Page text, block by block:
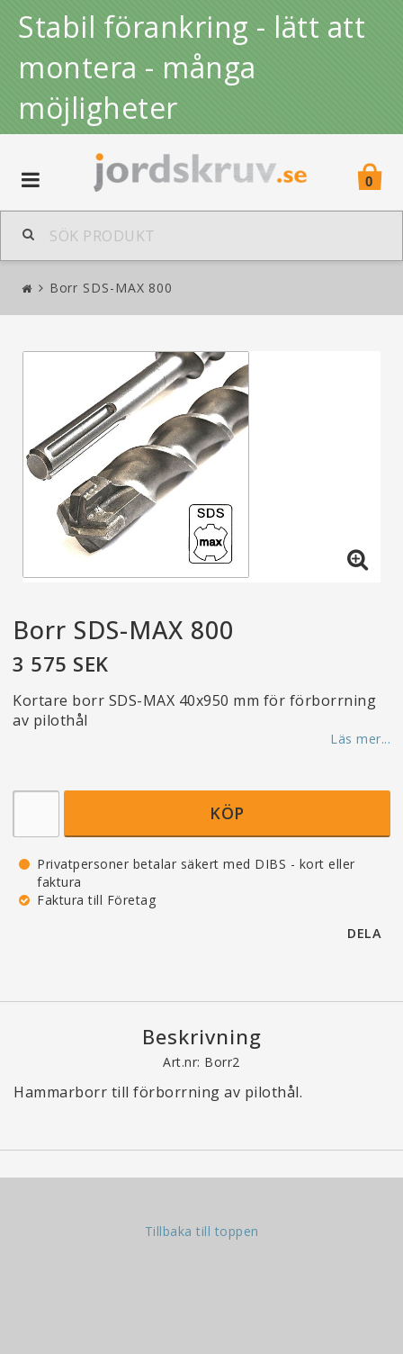
Stabil förankring - lätt att
montera - många
möjligheter
0
Toggle
navigation
Borr SDS-MAX 800
Borr SDS-MAX 800
3 575 SEK
Kortare borr SDS-MAX 40x950 mm för förborrning
av pilothål
Läs mer...
KÖP
Privatpersoner betalar säkert med DIBS - kort eller
faktura
Faktura till Företag
DELA
Beskrivning
Art.nr: Borr2
Hammarborr till förborrning av pilothål.
Tillbaka till toppen